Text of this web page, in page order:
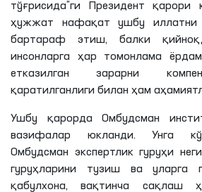
тўғрисида”ги Президент
ҳужжат нафақат ушбу иллатни
бартараф этиш, балки
инсонларга ҳар томонлама
етказилган зарарни
қаратилганлиги билан ҳам
Ушбу қарорда Омбудсман
вазифалар юкланди. Унга
Омбудсман экспертлик гуруҳи
гуруҳларини тузиш ва уларга
қабулхона, вақтинча сақлаш